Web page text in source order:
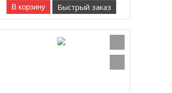
В корзину Быстрый заказ